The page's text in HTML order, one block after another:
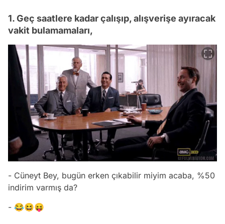
1. Geç saatlere kadar çalışıp, alışverişe ayıracak
vakit bulamamaları,
- Cüneyt Bey, bugün erken çıkabilir miyim acaba, %50
indirim varmış da?
- 😂😆😝